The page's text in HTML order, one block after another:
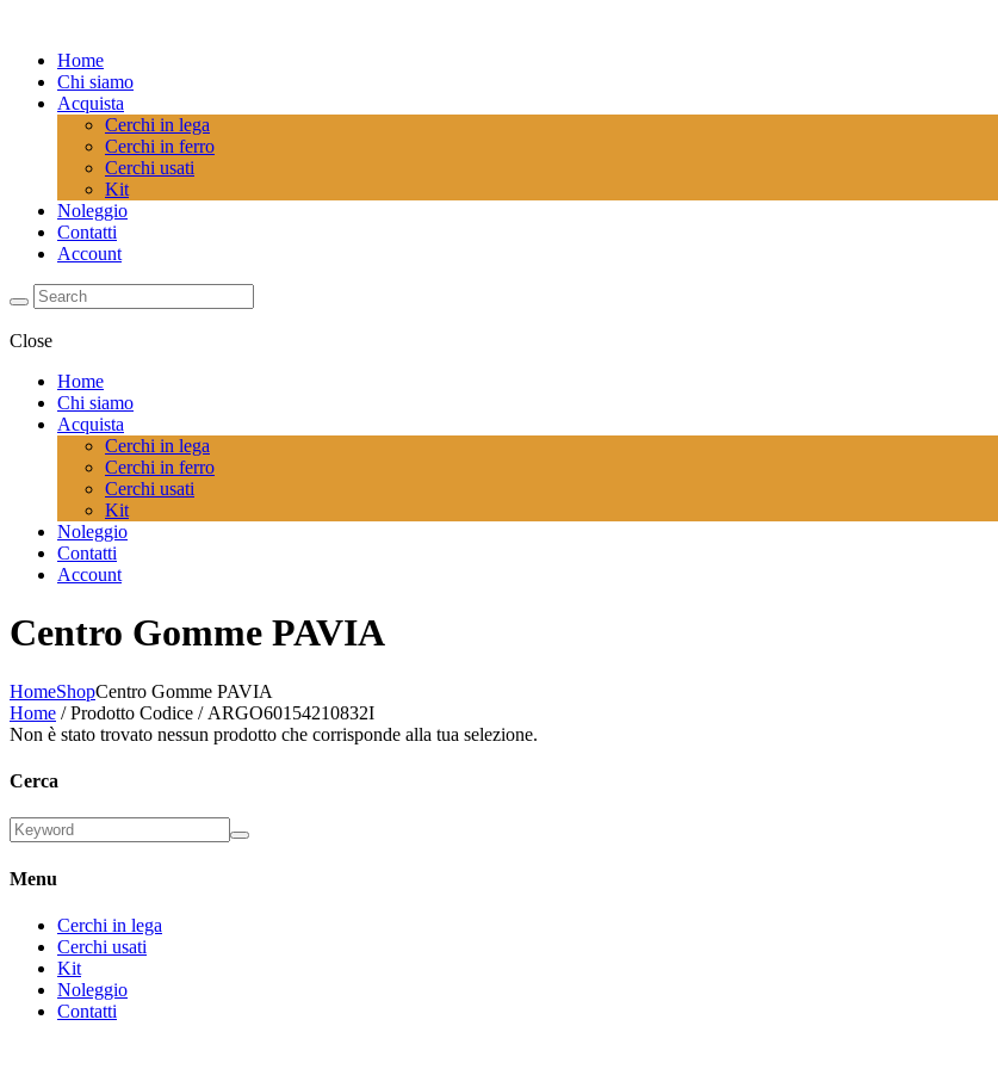
Home
Chi siamo
Acquista
Cerchi in lega
Cerchi in ferro
Cerchi usati
Kit
Noleggio
Contatti
Account
Close
Home
Chi siamo
Acquista
Cerchi in lega
Cerchi in ferro
Cerchi usati
Kit
Noleggio
Contatti
Account
Centro Gomme PAVIA
HomeShopCentro Gomme PAVIA
Home / Prodotto Codice / ARGO60154210832I
Non è stato trovato nessun prodotto che corrisponde alla tua selezione.
Cerca
Menu
Cerchi in lega
Cerchi usati
Kit
Noleggio
Contatti